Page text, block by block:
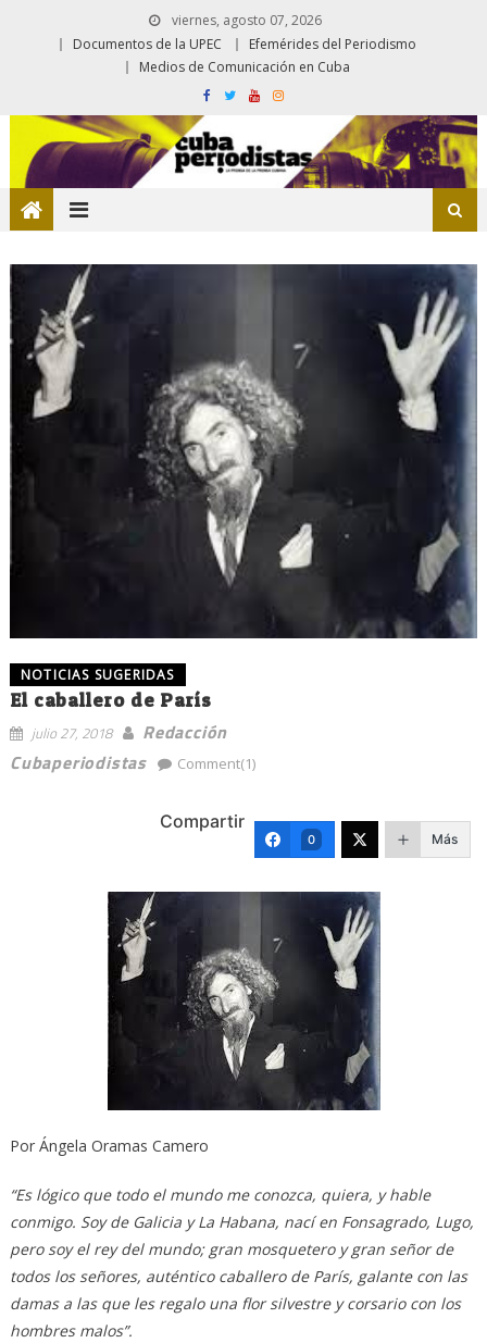
viernes, agosto 07, 2026
Documentos de la UPEC
Efemérides del Periodismo
Medios de Comunicación en Cuba
NOTICIAS SUGERIDAS
El caballero de París
julio 27, 2018
Redacción
Cubaperiodistas
Comment(1)
Compartir
0 Más
Por Ángela Oramas Camero
“Es lógico que todo el mundo me conozca, quiera, y hable
conmigo. Soy de Galicia y La Habana, nací en Fonsagrado, Lugo,
pero soy el rey del mundo; gran mosquetero y gran señor de
todos los señores, auténtico caballero de París, galante con las
damas a las que les regalo una flor silvestre y corsario con los
hombres malos”.